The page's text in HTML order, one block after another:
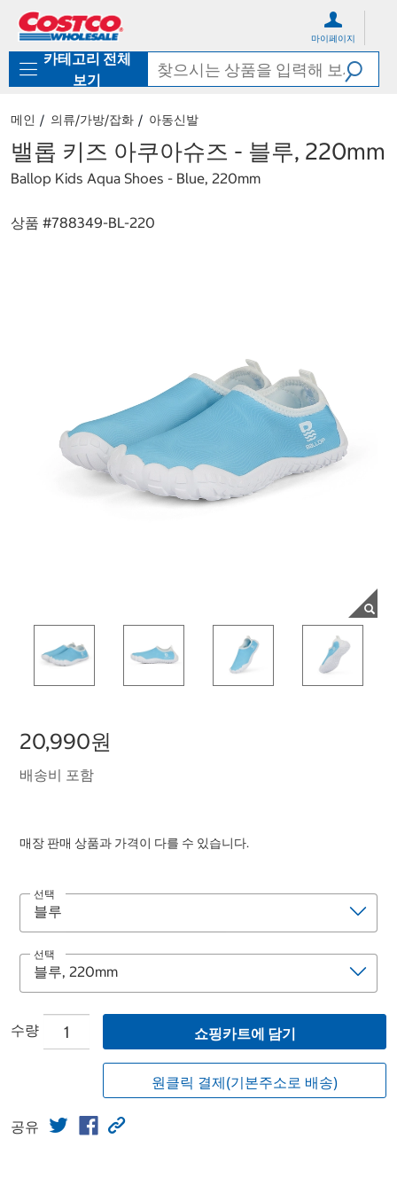
로
기
가
마이페이지
카테고리 전체
보기
메인 의류/가방/잡화 아동신발
밸롭 키즈 아쿠아슈즈 - 블루, 220mm
Ballop Kids Aqua Shoes - Blue, 220mm
상품 #788349-BL-220
20,990원
배송비 포함
매장 판매 상품과 가격이 다를 수 있습니다.
선택
선택
수량 쇼핑카트에 담기
원클릭 결제(기본주소로 배송)
공유